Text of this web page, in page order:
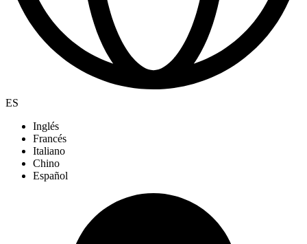
ES
Inglés
Francés
Italiano
Chino
Español